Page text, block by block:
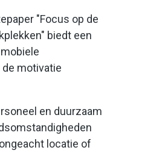
"Focus op de
biedt een
motivatie
en duurzaam
locatie of